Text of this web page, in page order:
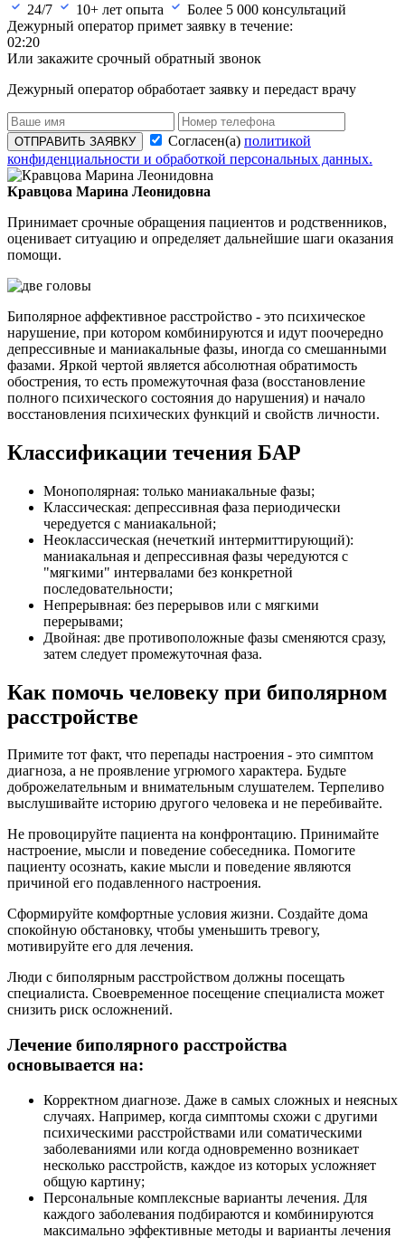
24/7
10+ лет опыта Более 5 000 консультаций
Дежурный оператор примет заявку в течение:
02:20
Или закажите срочный обратный звонок
Дежурный оператор обработает заявку и передаст врачу
ОТПРАВИТЬ ЗАЯВКУ Согласен(а) политикой
конфиденциальности и обработкой персональных данных.
Кравцова Марина Леонидовна
Принимает срочные обращения пациентов и родственников,
оценивает ситуацию и определяет дальнейшие шаги оказания
помощи.
Биполярное аффективное расстройство - это психическое
нарушение, при котором комбинируются и идут поочередно
депрессивные и маниакальные фазы, иногда со смешанными
фазами. Яркой чертой является абсолютная обратимость
обострения, то есть промежуточная фаза (восстановление
полного психического состояния до нарушения) и начало
восстановления психических функций и свойств личности.
Классификации течения БАР
Монополярная: только маниакальные фазы;
Классическая: депрессивная фаза периодически
чередуется с маниакальной;
Неоклассическая (нечеткий интермиттирующий):
маниакальная и депрессивная фазы чередуются с
"мягкими" интервалами без конкретной
последовательности;
Непрерывная: без перерывов или с мягкими
перерывами;
Двойная: две противоположные фазы сменяются сразу,
затем следует промежуточная фаза.
Как помочь человеку при биполярном
расстройстве
Примите тот факт, что перепады настроения - это симптом
диагноза, а не проявление угрюмого характера. Будьте
доброжелательным и внимательным слушателем. Терпеливо
выслушивайте историю другого человека и не перебивайте.
Не провоцируйте пациента на конфронтацию. Принимайте
настроение, мысли и поведение собеседника. Помогите
пациенту осознать, какие мысли и поведение являются
причиной его подавленного настроения.
Сформируйте комфортные условия жизни. Создайте дома
спокойную обстановку, чтобы уменьшить тревогу,
мотивируйте его для лечения.
Люди с биполярным расстройством должны посещать
специалиста. Своевременное посещение специалиста может
снизить риск осложнений.
Лечение биполярного расстройства
основывается на:
Корректном диагнозе. Даже в самых сложных и неясных
случаях. Например, когда симптомы схожи с другими
психическими расстройствами или соматическими
заболеваниями или когда одновременно возникает
несколько расстройств, каждое из которых усложняет
общую картину;
Персональные комплексные варианты лечения. Для
каждого заболевания подбираются и комбинируются
максимально эффективные методы и варианты лечения